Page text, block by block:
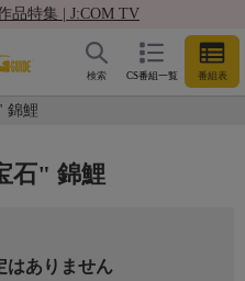
品特集 | J:COM TV
CS番組一覧 番組表
検索
錦鯉
石" 錦鯉
はありません